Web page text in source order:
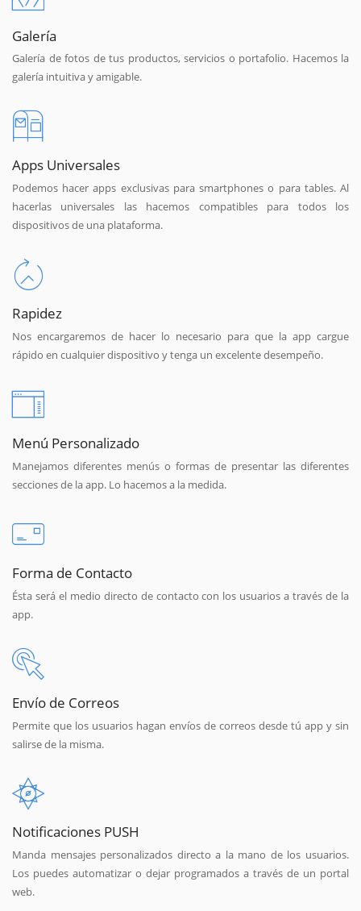
Galería
Galería de fotos de tus productos, servicios o portafolio. Hacemos la
galería intuitiva y amigable.
Apps Universales
Podemos hacer apps exclusivas para smartphones o para tables. Al
hacerlas universales las hacemos compatibles para todos los
dispositivos de una plataforma.
Rapidez
Nos encargaremos de hacer lo necesario para que la app cargue
rápido en cualquier dispositivo y tenga un excelente desempeño.
Menú Personalizado
Manejamos diferentes menús o formas de presentar las diferentes
secciones de la app. Lo hacemos a la medida.
Forma de Contacto
Ésta será el medio directo de contacto con los usuarios a través de la
app.
Envío de Correos
Permite que los usuarios hagan envíos de correos desde tú app y sin
salirse de la misma.
Notificaciones PUSH
Manda mensajes personalizados directo a la mano de los usuarios.
Los puedes automatizar o dejar programados a través de un portal
web.